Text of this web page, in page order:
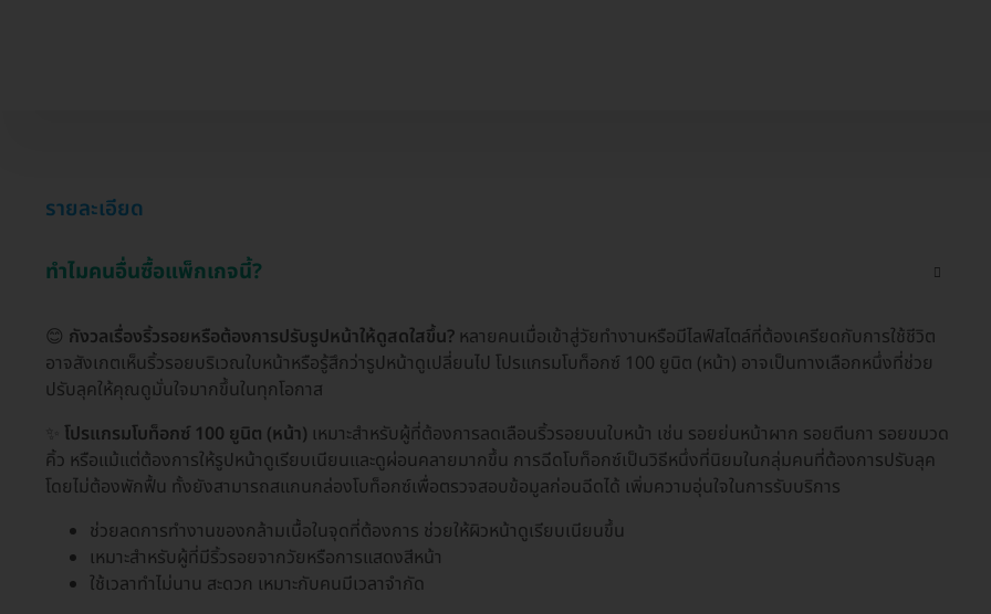
รายละเอียด
ทำไมคนอื่นซื้อแพ็กเกจนี้?
😊 กังวลเรื่องริ้วรอยหรือต้องการปรับรูปหน้าให้ดูสดใสขึ้น? หลายคนเมื่อเข้าสู่วัยทำงานหรือมีไลฟ์สไตล์ที่ต้องเครียดกับการใช้ชีวิต
อาจสังเกตเห็นริ้วรอยบริเวณใบหน้าหรือรู้สึกว่ารูปหน้าดูเปลี่ยนไป โปรแกรมโบท็อกซ์ 100 ยูนิต (หน้า) อาจเป็นทางเลือกหนึ่งที่ช่วย
ปรับลุคให้คุณดูมั่นใจมากขึ้นในทุกโอกาส
โปรแกรมโบท็อกซ์ 100 ยูนิต (หน้า) เหมาะสำหรับผู้ที่ต้องการลดเลือนริ้วรอยบนใบหน้า เช่น รอยย่นหน้าผาก รอยตีนกา รอยขมวด
คิ้ว หรือแม้แต่ต้องการให้รูปหน้าดูเรียบเนียนและดูผ่อนคลายมากขึ้น การฉีดโบท็อกซ์เป็นวิธีหนึ่งที่นิยมในกลุ่มคนที่ต้องการปรับลุค
โดยไม่ต้องพักฟื้น ทั้งยังสามารถสแกนกล่องโบท็อกซ์เพื่อตรวจสอบข้อมูลก่อนฉีดได้ เพิ่มความอุ่นใจในการรับบริการ
ช่วยลดการทำงานของกล้ามเนื้อในจุดที่ต้องการ ช่วยให้ผิวหน้าดูเรียบเนียนขึ้น
เหมาะสำหรับผู้ที่มีริ้วรอยจากวัยหรือการแสดงสีหน้า
ใช้เวลาทำไม่นาน สะดวก เหมาะกับคนมีเวลาจำกัด